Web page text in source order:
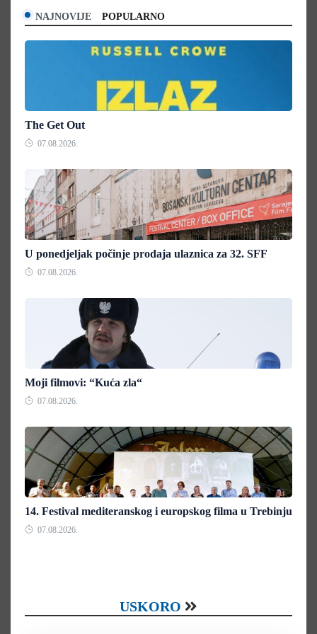
NAJNOVIJE POPULARNO
The Get Out
07.08.2026.
U ponedjeljak počinje prodaja ulaznica za 32. SFF
07.08.2026.
Moji filmovi: “Kuća zla“
07.08.2026.
14. Festival mediteranskog i europskog filma u Trebinju
07.08.2026.
USKORO